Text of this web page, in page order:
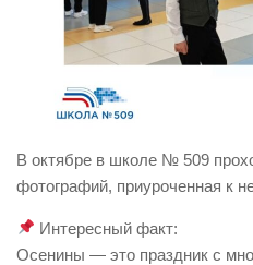
В октябре в школе № 509
фотографий, приуроченная к
Интересный факт:
Осенины — это праздник с